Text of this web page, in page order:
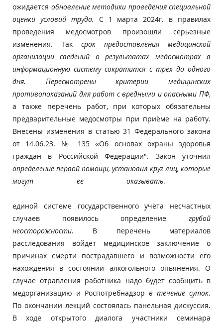
ожидается обновление методики проведения специальной
оценки условий труда. С 1 марта 2024г. в правилах
проведения медосмотров произошли серьезные
изменения. Так срок предоставления медицинской
организации сведений о результатах медосмотрах в
информационную систему сократится с трёх до одного
дня. Пересмотрены критерии медицинских
противопоказаний для работ с вредными и опасными ПФ,
а также перечень работ, при которых обязательны
предварительные медосмотры при приёме на работу.
Внесены изменения в статью 31 Федерального закона
от 14.06.23. № 135 «Об основах охраны здоровья
граждан в Российской Федерации". Закон уточнил
определение первой помощи, установил круг лиц, которые
могут её оказывать.
единой системе государственного учёта несчастных
случаев появилось определение грубой
неосторожности. В перечень материалов
расследования войдет медицинское заключение о
причинах смерти пострадавшего и возможности его
нахождения в состоянии алкогольного опьянения. О
случае отравления работника надо будет сообщить в
медорганизацию и Роспотребнадзор в течение суток.
По окончании лекций состоялась панельная дискуссия.
В ходе открытого диалога участники семинара